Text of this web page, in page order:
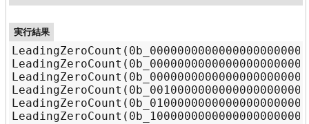
実行結果